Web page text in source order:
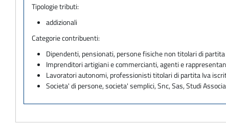
Tipologie tributi:
addizionali
Categorie contribuenti:
Dipendenti, pensionati, persone fisiche non titolari di
Imprenditori artigiani e commercianti, agenti e
Lavoratori autonomi, professionisti titolari di partita Iva
Societa' di persone, societa' semplici, Snc, Sas, Studi